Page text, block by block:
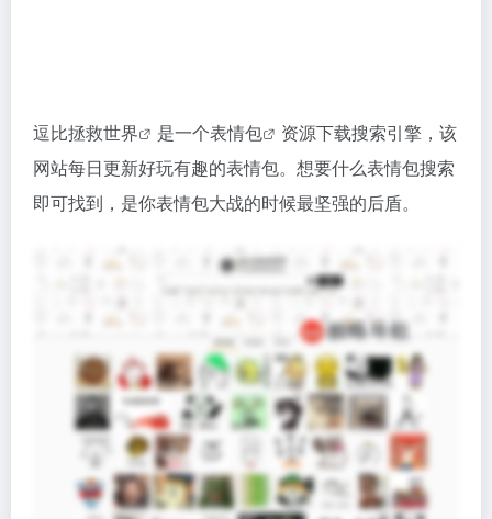
逗比拯救世界 是一个表情包
资源下载搜索引擎，该
网站每日更新好玩有趣的表情包。想要什么表情包搜索
即可找到，是你表情包大战的时候最坚强的后盾。